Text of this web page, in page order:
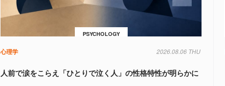
PSYCHOLOGY
心理学 2026.08.06 THU
人前で涙をこらえ「ひとりで泣く人」の性格特性が明らかに